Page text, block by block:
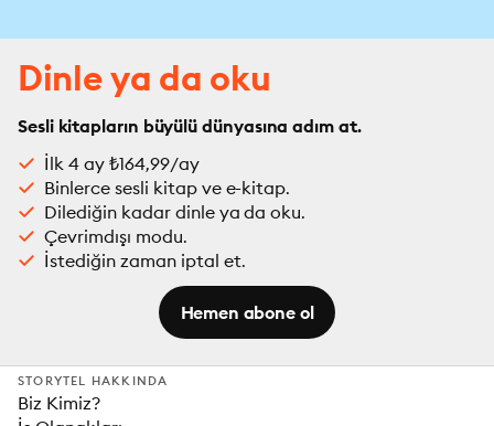
Dinle ya da oku
Sesli kitapların büyülü dünyasına adım at.
İlk 4 ay ₺164,99/ay
Binlerce sesli kitap ve e-kitap.
Dilediğin kadar dinle ya da oku.
Çevrimdışı modu.
İstediğin zaman iptal et.
Hemen abone ol
STORYTEL HAKKINDA
Biz Kimiz?